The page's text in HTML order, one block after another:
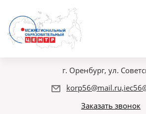
г. Оренбург, ул.
Заказать звонок